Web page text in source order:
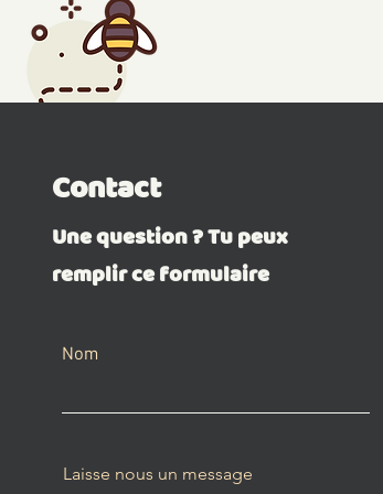
Contact
Une question ? Tu peux
remplir ce formulaire
Nom
Laisse nous un message